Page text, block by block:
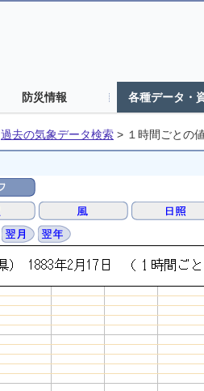
防災情報 各種データ・
過去の気象データ検索 > １時間ごとの